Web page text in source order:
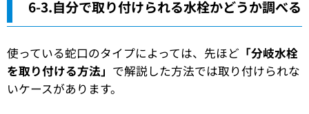
6-3.自分で取り付けられる水栓かどうか調べる
使っている蛇口のタイプによっては、先ほど 「分岐水栓
を取り付ける方法」 で解説した方法では取り付けられな
いケースがあります。